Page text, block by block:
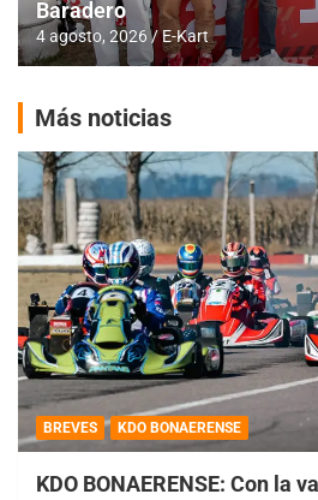
Baradero
4 agosto, 2026 E-Kart
Más noticias
BREVES KDO BONAERENSE
KDO BONAERENSE: Con la